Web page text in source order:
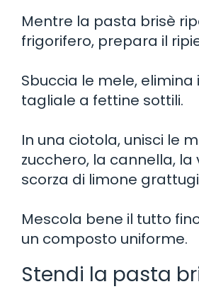
Mentre la pasta brisè
frigorifero, prepara il
Sbuccia le mele, elimina
tagliale a fettine sottili.
In una ciotola, unisci le
zucchero, la cannella, la
scorza di limone
Mescola bene il tutto
un composto uniforme.
Stendi la pasta